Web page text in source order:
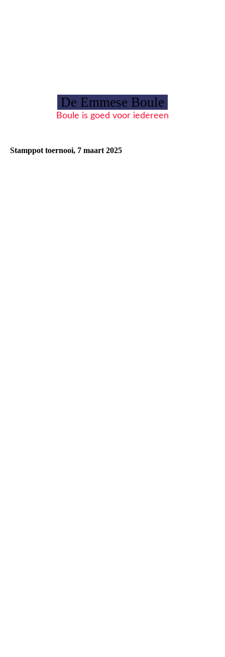
De Emmese Boule
Boule is goed voor iedereen
Stamppot toernooi, 7 maart 2025